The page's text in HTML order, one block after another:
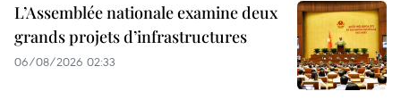
L’Assemblée nationale examine deux
grands projets d’infrastructures
06/08/2026 02:33